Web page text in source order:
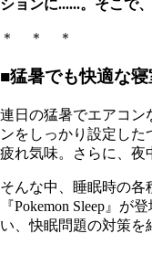
ションに......。そこで
＊ ＊ ＊
■猛暑でも快適な寝
連日の猛暑でエアコン
ンをしっかり設定した
疲れ気味。さらに、夜
そんな中、睡眠時の各
『Pokemon Sleep』
い、快眠問題の対策を